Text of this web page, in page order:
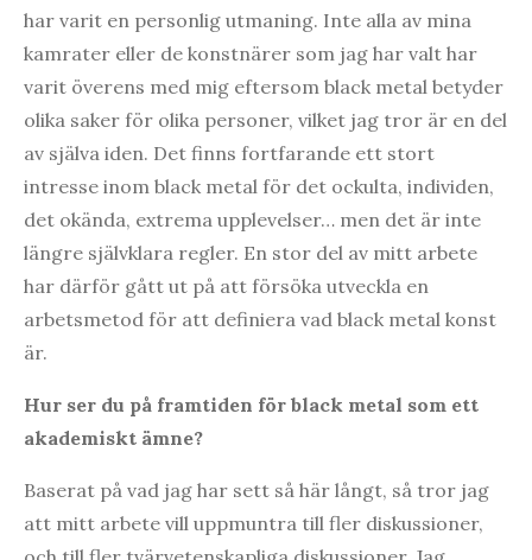
har varit en personlig utmaning. Inte alla av mina
kamrater eller de konstnärer som jag har valt har
varit överens med mig eftersom black metal betyder
olika saker för olika personer, vilket jag tror är en del
av själva iden. Det finns fortfarande ett stort
intresse inom black metal för det ockulta, individen,
det okända, extrema upplevelser… men det är inte
längre självklara regler. En stor del av mitt arbete
har därför gått ut på att försöka utveckla en
arbetsmetod för att definiera vad black metal konst
är.
Hur ser du på framtiden för black metal som ett
akademiskt ämne?
Baserat på vad jag har sett så här långt, så tror jag
att mitt arbete vill uppmuntra till fler diskussioner,